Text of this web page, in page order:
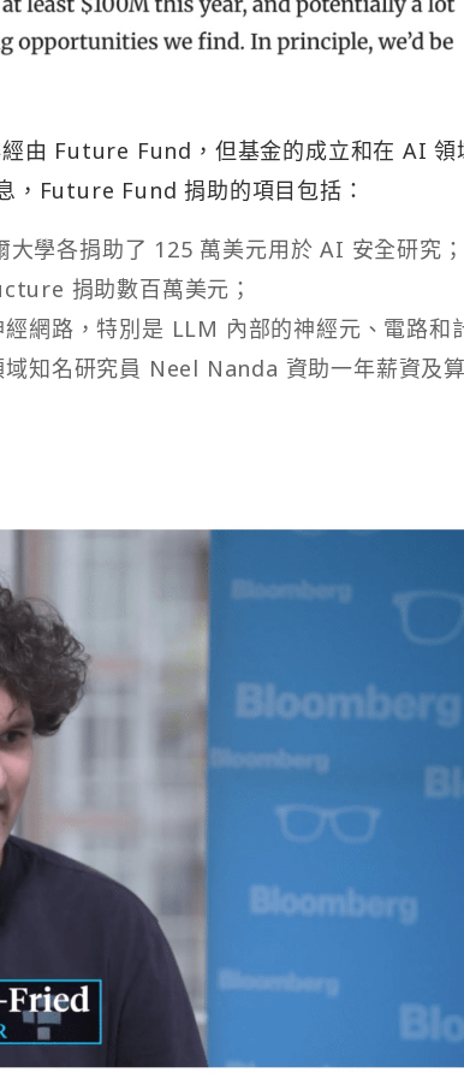
由 Future Fund，但基金的成立和在 AI 領
，Future Fund 捐助的項目包括：
學各捐助了 125 萬美元用於 AI 安全研究；
捐助數百萬美元；
網路，特別是 LLM 內部的神經元、電路和
知名研究員 Neel Nanda 資助一年薪資及